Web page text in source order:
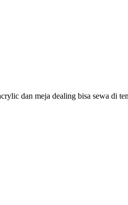
dan meja dealing bisa sewa